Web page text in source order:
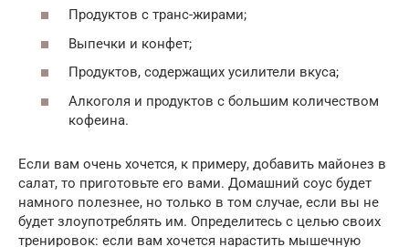
Продуктов с транс-жирами;
Выпечки и конфет;
Продуктов, содержащих усилители вкуса;
Алкоголя и продуктов с большим количеством
кофеина.
Если вам очень хочется, к примеру, добавить майонез в
салат, то приготовьте его вами. Домашний соус будет
намного полезнее, но только в том случае, если вы не
будет злоупотреблять им. Определитесь с целью своих
тренировок: если вам хочется нарастить мышечную